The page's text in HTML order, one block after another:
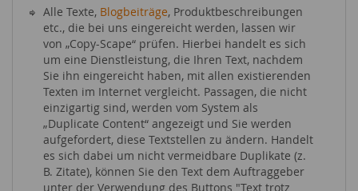
Alle Texte, Blogbeiträge, Produktbeschreibungen
etc., die bei uns eingereicht werden, lassen wir
von „Copy-Scape“ prüfen. Hierbei handelt es sich
um eine Dienstleistung, die Ihren Text, nachdem
Sie ihn eingereicht haben, mit allen existierenden
Texten im Internet vergleicht. Passagen, die nicht
einzigartig sind, werden vom System als
„Duplicate Content“ angezeigt und Sie werden
aufgefordert, diese Textstellen zu ändern. Handelt
es sich dabei um nicht vermeidbare Duplikate (z.
B. Zitate), können Sie den Text dem Auftraggeber
unter der Verwendung des Buttons "Text trotz